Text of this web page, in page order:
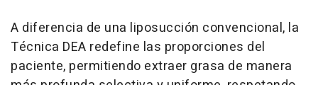
A diferencia de una liposucción convencional, la
Técnica DEA redefine las proporciones del
paciente, permitiendo extraer grasa de manera